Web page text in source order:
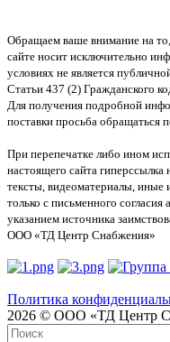
Обращаем ваше внимание на
сайте носит исключительно
условиях не является
Статьи 437 (2) Гражданского
Для получения подробной
поставки просьба обращаться
При перепечатке либо ином
настоящего сайта гиперссылка
тексты, видеоматериалы, иные
только с письменного
указанием источника
ООО «ТД Центр Снабжения»
Политика
2026 © ООО «ТД Центр